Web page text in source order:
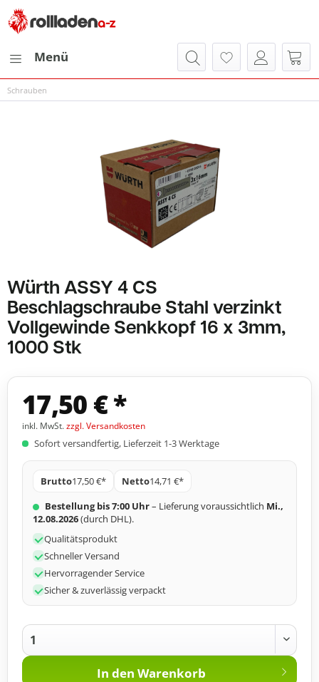
Menü
Schrauben
Würth ASSY 4 CS
Beschlagschraube Stahl verzinkt
Vollgewinde Senkkopf 16 x 3mm,
1000 Stk
17,50 € *
inkl. MwSt.zzgl. Versandkosten
Sofort versandfertig, Lieferzeit 1-3 Werktage
Brutto17,50 €* Netto14,71 €*
Bestellung bis 7:00 Uhr– Lieferung voraussichtlich Mi.,
12.08.2026(durch DHL).
Qualitätsprodukt
Schneller Versand
Hervorragender Service
Sicher & zuverlässig verpackt
In den Warenkorb